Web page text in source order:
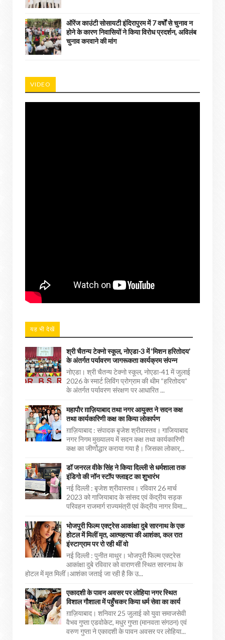
ऑरेंज काउंटी सोसायटी इंदिरापुरम में 7 वर्षों से चुनाव न
होने के कारण निवासियों ने किया विरोध प्रदर्शन, अविलंब
चुनाव करवाने की मांग
VIDEO
यह भी देखें
श्री चैतन्य टेक्नो स्कूल, नोएडा-3 में ‘मिशन हरितोदय’
के अंतर्गत पर्यावरण जागरूकता कार्यक्रम संपन्न
नोएडा। श्री चैतन्य टेक्नो स्कूल, नोएडा-41 में जुलाई
2026 के स्मार्ट लिविंग प्रोग्राम की थीम “हरितोदय”
के अंतर्गत पर्यावरण संरक्षण पर आधारित ...
महापौर ग़ाज़ियाबाद तथा नगर आयुक्त ने सदन कक्ष
तथा कार्यकारिणी कक्ष का किया लोकार्पण
ग़ाज़ियाबाद : संपादक बृजेश श्रीवास्तव। गाजियाबाद
नगर निगम मुख्यालय में सदन कक्ष तथा कार्यकारिणी
कक्ष का जीर्णोद्धार कराया गया है। जिसका लोकार्...
डॉ जनरल वीके सिंह ने किया दिल्ली से धर्मशाला तक
इंडिगो की नॉन स्टॉप फ्लाइट का शुभारंभ
नई दिल्ली : बृजेश श्रीवास्तव। रविवार 26 मार्च
2023 को गाजियाबाद के सांसद एवं केंद्रीय सड़क
परिवहन राजमार्ग राज्यमंत्री एवं केंद्रीय नागर विमा...
भोजपुरी फिल्म एक्ट्रेस आकांक्षा दुबे सारनाथ के एक
होटल में मिलीं मृत, आत्महत्या की आशंका, कल रात
इंस्टाग्राम पर रो रही थीं वो
नई दिल्ली : पुनीत माथुर। भोजपुरी फिल्म एक्ट्रेस
आकांक्षा दुबे रविवार को वाराणसी स्थित सारनाथ के
होटल में मृत मिलीं।आशंका जताई जा रही है कि उ...
एकादशी के पावन अवसर पर लोहिया नगर स्थित
विशाल गौशाला में पहुँचकर किया धर्म सेवा का कार्य
ग़ाज़ियाबाद। शनिवार 25 जुलाई को युवा समाजसेवी
वैभव गुप्ता एडवोकेट, मधुर गुप्ता (मानवता संगठन) एवं
वरुण गुप्ता ने एकादशी के पावन अवसर पर लोहिया...